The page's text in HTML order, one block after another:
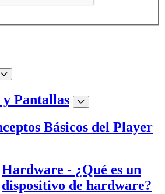
Pantallas
Básicos del Player
Hardware - ¿Qué es un
dispositivo de hardware?